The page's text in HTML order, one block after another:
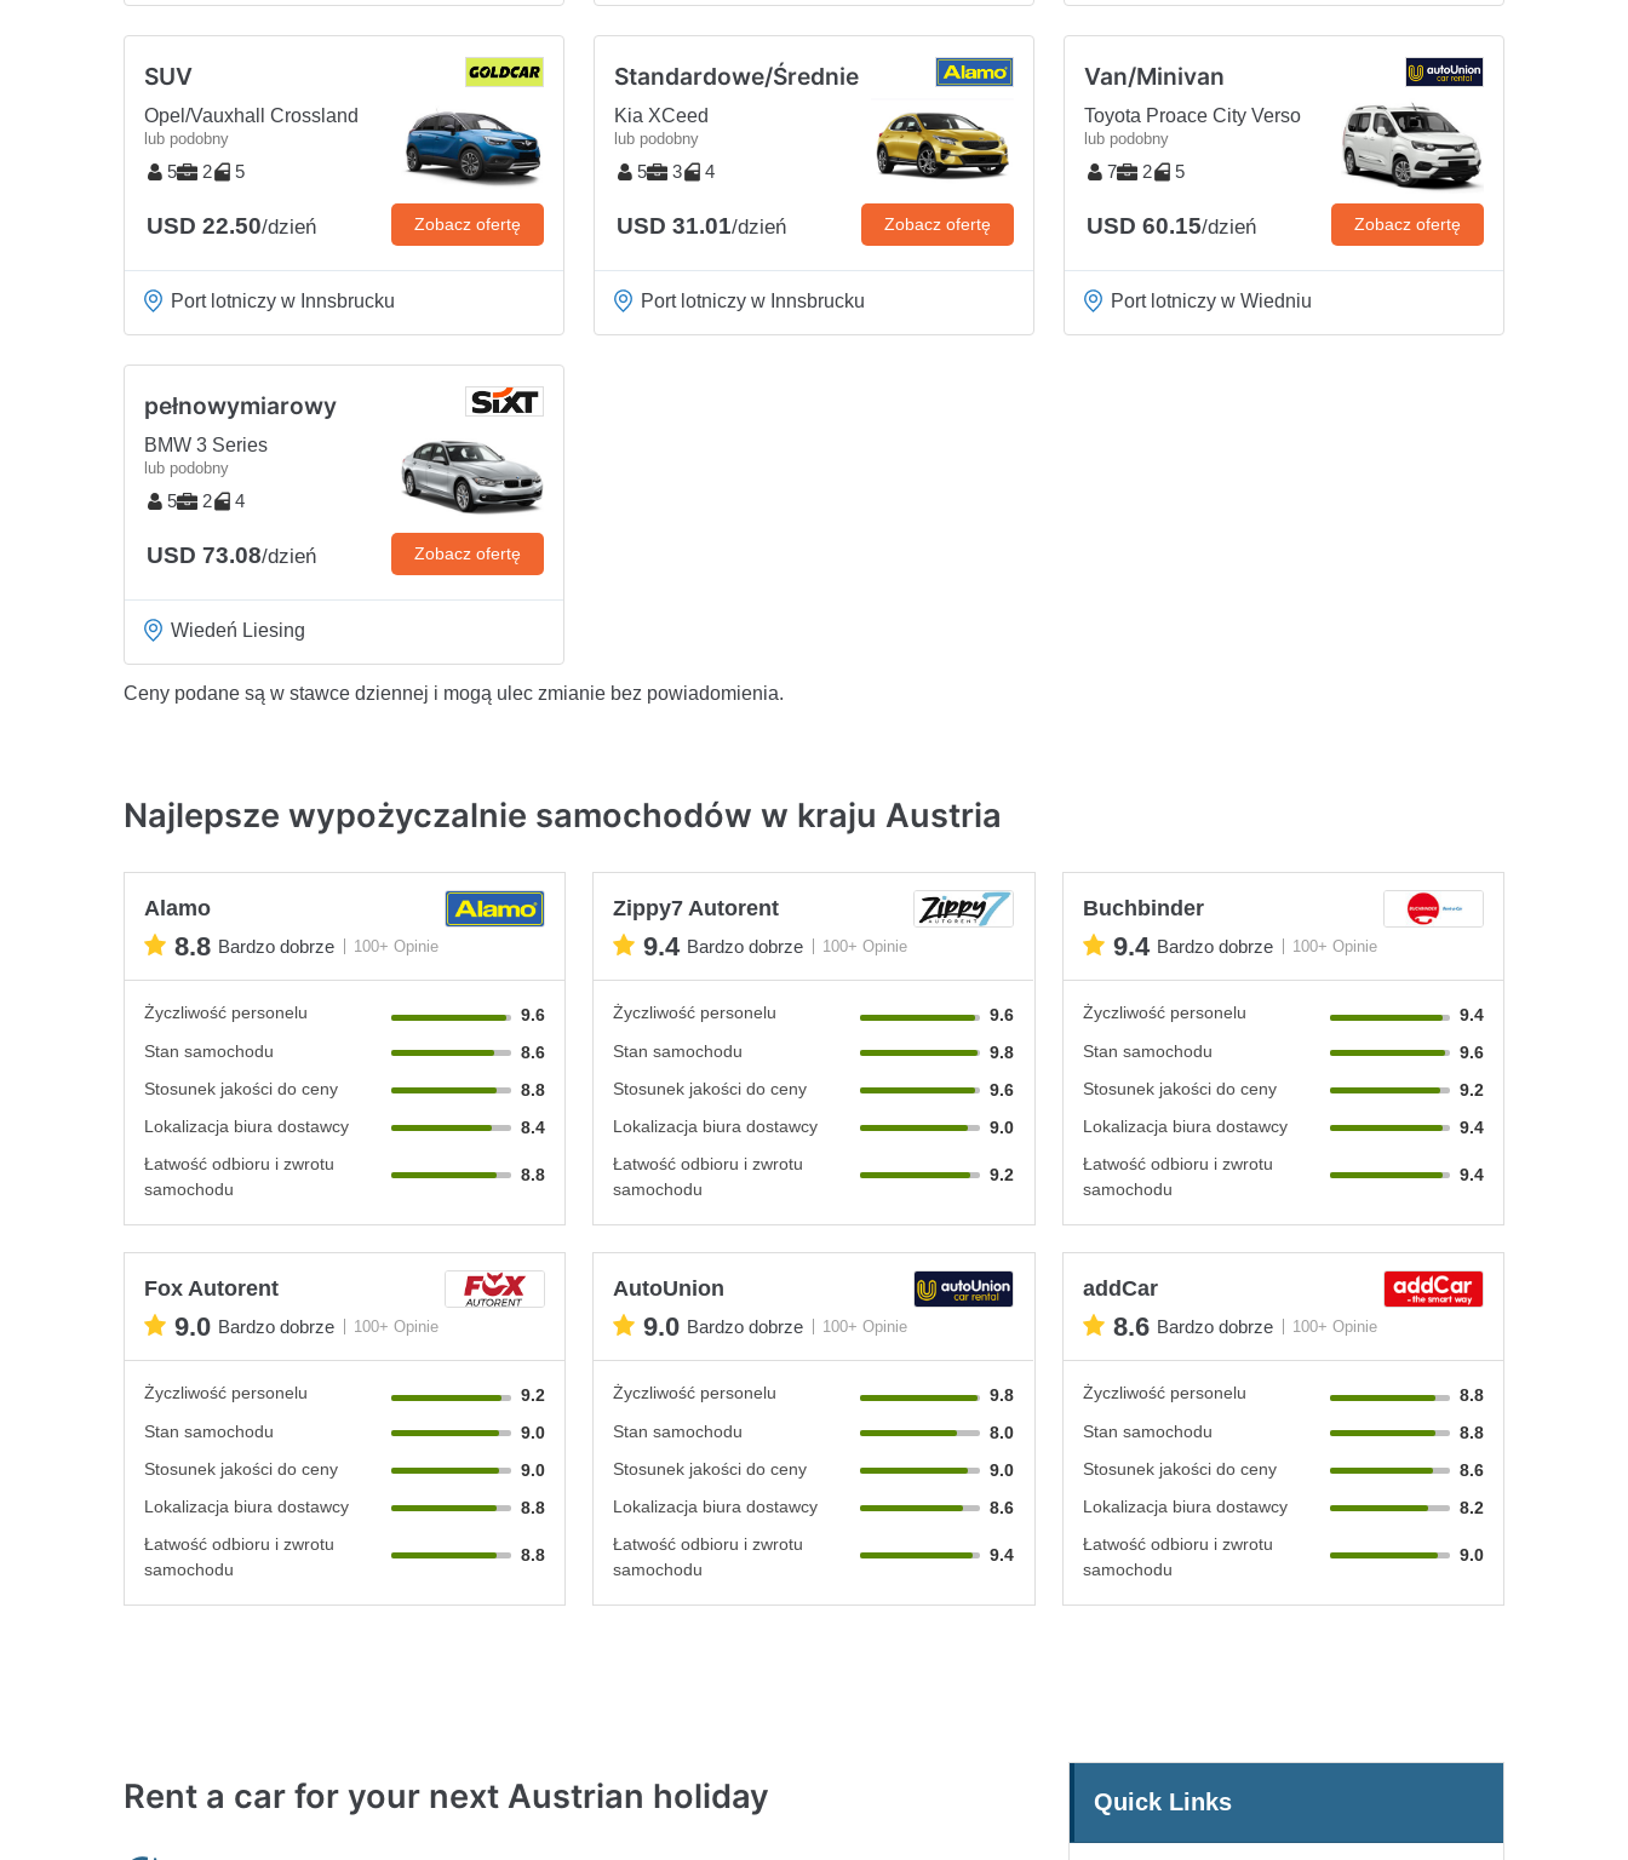
SUV
Opel/Vauxhall Crossland
lub podobny
5 2 5
USD 22.50/dzień Zobacz ofertę
Port lotniczy w Innsbrucku
Standardowe/Średnie
Kia XCeed
lub podobny
5 3 4
USD 31.01/dzień Zobacz ofertę
Port lotniczy w Innsbrucku
Van/Minivan
Toyota Proace City Verso
lub podobny
7 2 5
USD 60.15/dzień Zobacz ofertę
Port lotniczy w Wiedniu
pełnowymiarowy
BMW 3 Series
lub podobny
5 2 4
USD 73.08/dzień Zobacz ofertę
Wiedeń Liesing
Ceny podane są w stawce dziennej i mogą ulec zmianie bez powiadomienia.
Najlepsze wypożyczalnie samochodów w kraju Austria
Alamo
8.8 Bardzo dobrze 100+ Opinie
Życzliwość personelu
9.6
Stan samochodu
8.6
Stosunek jakości do ceny
8.8
Lokalizacja biura dostawcy
8.4
Łatwość odbioru i zwrotu
samochodu
8.8
Zippy7 Autorent
9.4 Bardzo dobrze 100+ Opinie
Życzliwość personelu
9.6
Stan samochodu
9.8
Stosunek jakości do ceny
9.6
Lokalizacja biura dostawcy
9.0
Łatwość odbioru i zwrotu
samochodu
9.2
Buchbinder
9.4 Bardzo dobrze 100+ Opinie
Życzliwość personelu
9.4
Stan samochodu
9.6
Stosunek jakości do ceny
9.2
Lokalizacja biura dostawcy
9.4
Łatwość odbioru i zwrotu
samochodu
9.4
Fox Autorent
9.0 Bardzo dobrze 100+ Opinie
Życzliwość personelu
9.2
Stan samochodu
9.0
Stosunek jakości do ceny
9.0
Lokalizacja biura dostawcy
8.8
Łatwość odbioru i zwrotu
samochodu
8.8
AutoUnion
9.0 Bardzo dobrze 100+ Opinie
Życzliwość personelu
9.8
Stan samochodu
8.0
Stosunek jakości do ceny
9.0
Lokalizacja biura dostawcy
8.6
Łatwość odbioru i zwrotu
samochodu
9.4
addCar
8.6 Bardzo dobrze 100+ Opinie
Życzliwość personelu
8.8
Stan samochodu
8.8
Stosunek jakości do ceny
8.6
Lokalizacja biura dostawcy
8.2
Łatwość odbioru i zwrotu
samochodu
9.0
Quick Links
Rent a car for your next Austrian holiday